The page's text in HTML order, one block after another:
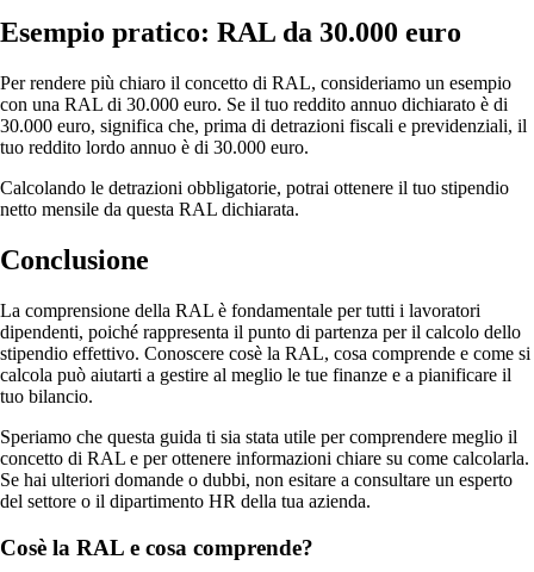
Esempio pratico: RAL da 30.000 euro
Per rendere più chiaro il concetto di RAL, consideriamo un esempio
con una RAL di 30.000 euro. Se il tuo reddito annuo dichiarato è di
30.000 euro, significa che, prima di detrazioni fiscali e previdenziali, il
tuo reddito lordo annuo è di 30.000 euro.
Calcolando le detrazioni obbligatorie, potrai ottenere il tuo stipendio
netto mensile da questa RAL dichiarata.
Conclusione
La comprensione della RAL è fondamentale per tutti i lavoratori
dipendenti, poiché rappresenta il punto di partenza per il calcolo dello
stipendio effettivo. Conoscere cosè la RAL, cosa comprende e come si
calcola può aiutarti a gestire al meglio le tue finanze e a pianificare il
tuo bilancio.
Speriamo che questa guida ti sia stata utile per comprendere meglio il
concetto di RAL e per ottenere informazioni chiare su come calcolarla.
Se hai ulteriori domande o dubbi, non esitare a consultare un esperto
del settore o il dipartimento HR della tua azienda.
Cosè la RAL e cosa comprende?